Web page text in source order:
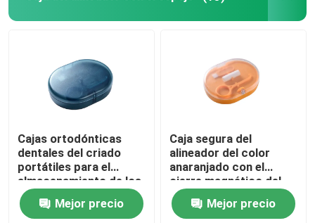
Alineador dental Chewies
Órganos articuladores dentales del laboratorio
Lazos ortodónticos de la ligadura
Cajas ortodónticas
dentales del criado
portátiles para el
almacenamiento de los
apoyos
Mejor precio
Caja segura del
alineador del color
anaranjado con el
cierre magnético del
espejo
Mejor precio